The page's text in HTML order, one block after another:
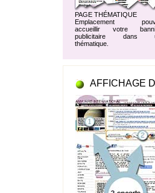
PAGE THÉMATIQUE
Emplacement
accueillir votre
publicitaire dans
thématique.
AFFICHAGE